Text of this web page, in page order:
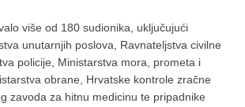
više od 180 sudionika, uključujući
unutarnjih poslova, Ravnateljstva civilne
policije, Ministarstva mora, prometa i
obrane, Hrvatske kontrole zračne
zavoda za hitnu medicinu te pripadnike